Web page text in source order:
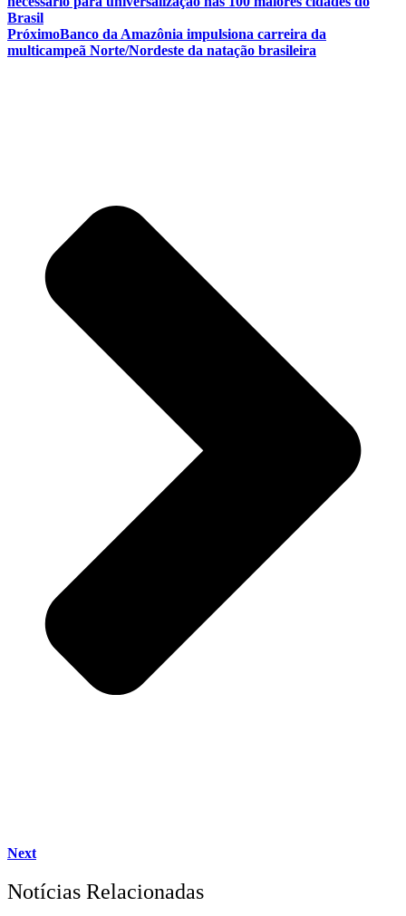
Brasil
PróximoBanco da Amazônia impulsiona carreira da
multicampeã Norte/Nordeste da natação brasileira
Next
Notícias Relacionadas